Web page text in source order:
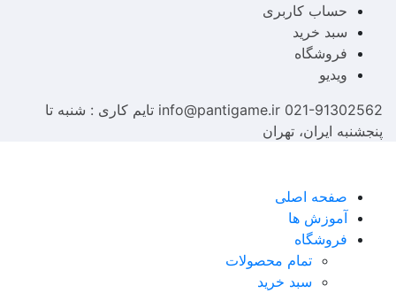
حساب کاربری
سبد خرید
فروشگاه
ویدیو
021-91302562
info@pantigame.ir تایم کاری : شنبه تا
پنجشنبه ایران، تهران
صفحه اصلی
آموزش ها
فروشگاه
تمام محصولات
سبد خرید